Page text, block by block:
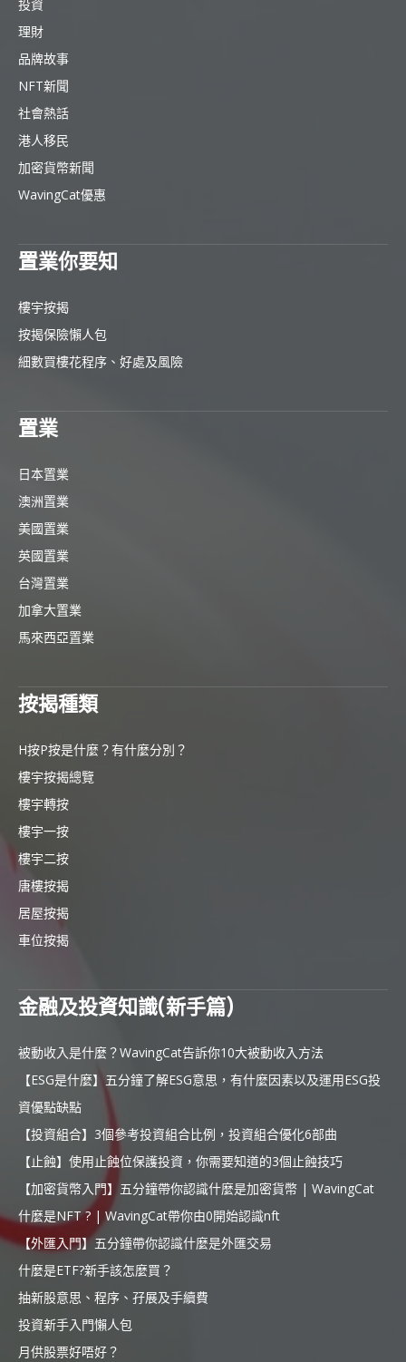
投資
理財
品牌故事
NFT新聞
社會熱話
港人移民
加密貨幣新聞
WavingCat優惠
置業你要知
樓宇按揭
按揭保險懶人包
細數買樓花程序、好處及風險
置業
日本置業
澳洲置業
美國置業
英國置業
台灣置業
加拿大置業
馬來西亞置業
按揭種類
H按P按是什麼？有什麼分別？
樓宇按揭總覽
樓宇轉按
樓宇一按
樓宇二按
唐樓按揭
居屋按揭
車位按揭
金融及投資知識(新手篇)
被動收入是什麼？WavingCat告訴你10大被動收入方法
【ESG是什麼】五分鐘了解ESG意思，有什麼因素以及運用ESG投
資優點缺點
【投資組合】3個參考投資組合比例，投資組合優化6部曲
【止蝕】使用止蝕位保護投資，你需要知道的3個止蝕技巧
【加密貨幣入門】五分鐘帶你認識什麼是加密貨幣 | WavingCat
什麼是NFT ? | WavingCat帶你由0開始認識nft
【外匯入門】五分鐘帶你認識什麼是外匯交易
什麼是ETF?新手該怎麼買？
抽新股意思、程序、孖展及手續費
投資新手入門懶人包
月供股票好唔好？